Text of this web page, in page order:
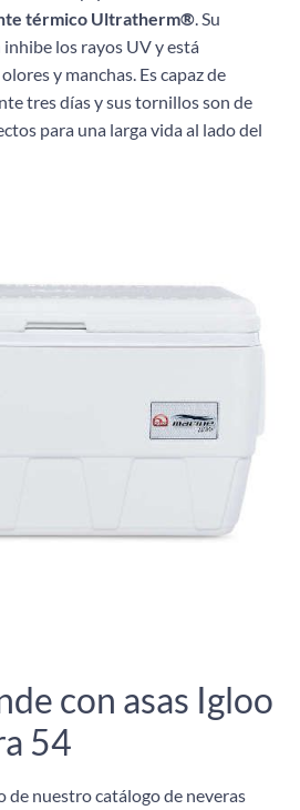
térmico Ultratherm®. Su
los rayos UV y está
y manchas. Es capaz de
tres días y sus tornillos son de
para una larga vida al lado del
con asas Igloo
54
de nuestro catálogo de neveras